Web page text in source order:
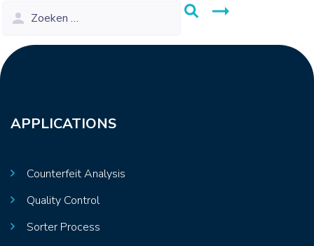
APPLICATIONS
Counterfeit Analysis
Quality Control
Sorter Process